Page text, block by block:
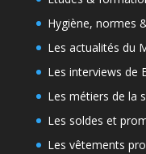
Hygiène, normes
Les actualités du
Les interviews de
Les métiers de la
Les soldes et
Les vêtements